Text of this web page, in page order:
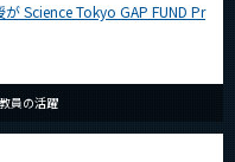
Science Tokyo GAP FUND Pr
教員の活躍